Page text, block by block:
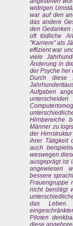
widrigen
war auf den
das andere
den Gedanken
oft tödliche
"Karriere" als
effizient war
viele
Änderung in
der Psyche her
Durch diese
Aufgaben
Hirnbereiche
Männer zu
der
ihrer Tätigkeit
auch
weswegen
ausgeprägt ist
angewiesen
bessere
Frauengruppe
nicht benötigt
das
Piloten